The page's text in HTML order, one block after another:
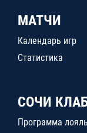
МАТЧИ
Календарь игр
Статистика
СОЧИ
Программа